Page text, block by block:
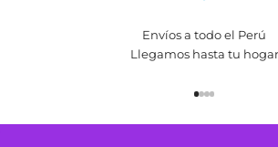
Envíos a todo el Perú